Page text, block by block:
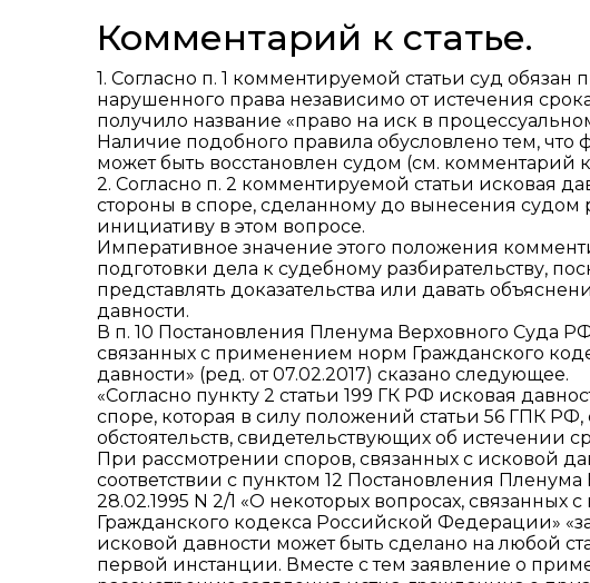
Комментарий к статье.
1. Согласно п. 1 комментируемой статьи суд
нарушенного права независимо от истечения
получило название «право на иск в
Наличие подобного правила обусловлено тем,
может быть восстановлен судом (см. комментарий к
2. Согласно п. 2 комментируемой статьи исковая
стороны в споре, сделанному до вынесения
инициативу в этом вопросе.
Императивное значение этого положения
подготовки дела к судебному разбирательству,
представлять доказательства или давать
давности.
В п. 10 Постановления Пленума Верховного Суда
связанных с применением норм Гражданского
давности» (ред. от 07.02.2017) сказано следующее.
«Согласно пункту 2 статьи 199 ГК РФ исковая
споре, которая в силу положений статьи 56 ГПК
обстоятельств, свидетельствующих об истечении
При рассмотрении споров, связанных с исковой
соответствии с пунктом 12 Постановления
28.02.1995 N 2/1 «О некоторых вопросах,
Гражданского кодекса Российской Федерации»
исковой давности может быть сделано на любой
первой инстанции. Вместе с тем заявление о